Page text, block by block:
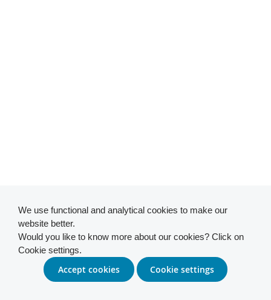
We use functional and analytical cookies to make our
website better.
Would you like to know more about our cookies? Click on
Cookie settings.
Accept cookies Cookie settings